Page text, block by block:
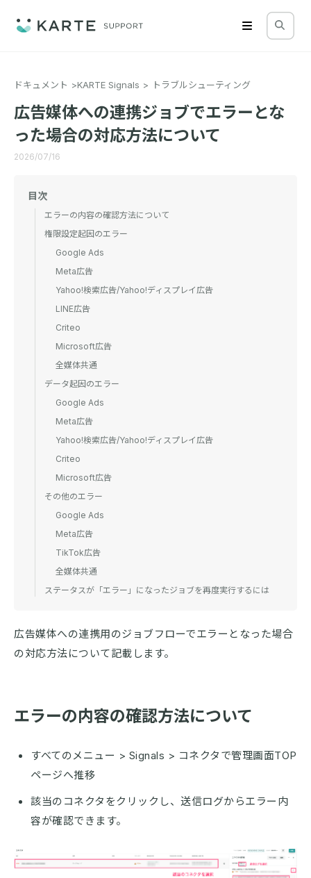
ドキュメント KARTE Signals トラブルシューティング
広告媒体への連携ジョブでエラーとな
った場合の対応方法について
2026/07/16
広告媒体への連携用のジョブフローでエラーとなった場合
の対応方法について記載します。
エラーの内容の確認方法について
すべてのメニュー > Signals > コネクタで管理画面TOP
ページへ推移
該当のコネクタをクリックし、送信ログからエラー内
容が確認できます。
目次
エラーの内容の確認方法について
権限設定起因のエラー
Google Ads
Meta広告
Yahoo!検索広告/Yahoo!ディスプレイ広告
LINE広告
Criteo
Microsoft広告
全媒体共通
データ起因のエラー
Google Ads
Meta広告
Yahoo!検索広告/Yahoo!ディスプレイ広告
Criteo
Microsoft広告
その他のエラー
Google Ads
Meta広告
TikTok広告
全媒体共通
ステータスが「エラー」になったジョブを再度実行するには